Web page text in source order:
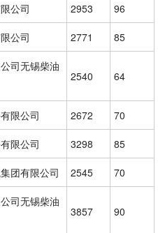
公司 2953 96
公司 2771 85
司无锡柴油
2540 64
限公司 2672 70
限公司 3298 85
团有限公司 2545 70
司无锡柴油
3857 90